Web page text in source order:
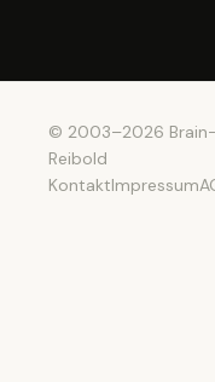
© 2003–2026 Brain-
Reibold
KontaktImpressum